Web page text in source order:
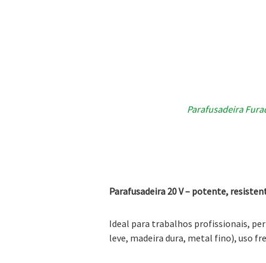
Parafusadeira
Parafusadeira 20 V – potente,
Ideal para trabalhos profissionais,
leve, madeira dura, metal fino), uso